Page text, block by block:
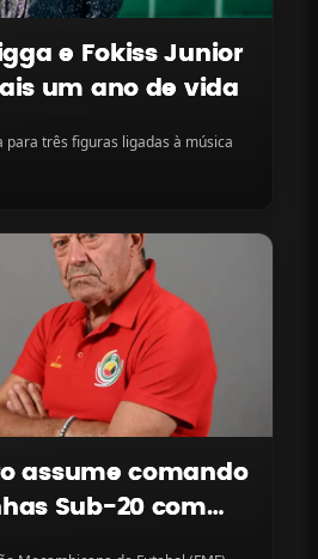
e Fokiss Junior
um ano de vida
para três figuras ligadas à música
assume comando
Sub-20 com